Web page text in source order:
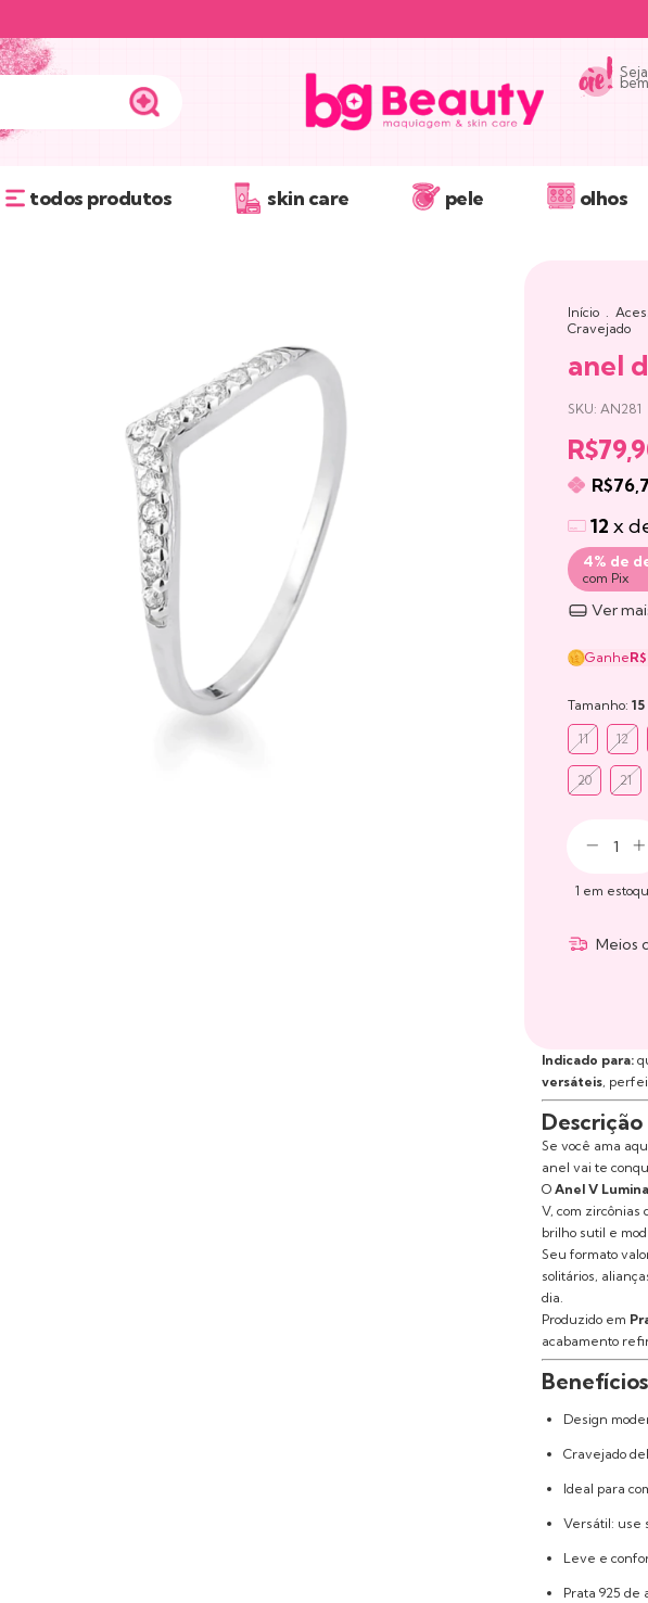
todos produtos skin care pele olhos
Início .
Cravejado
anel
SKU: AN281
12 x
4% de
com Pix
Ver
Ganhe
Tamanho: 15
11 12
20 21
1 em
Meios
Indicado para:
versáteis,
Se você ama
anel vai te
O Anel V
V, com
brilho sutil e
Seu formato
solitários,
dia.
Produzido em
acabamento
Benefícios
Design
Cravejado
Ideal para
Versátil: use
Leve e
Prata 925 de